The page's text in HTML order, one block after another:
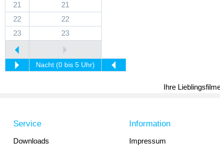
21
21
22
22
23
23
Nacht (0 bis 5 Uhr)
Ihre
Service
Downloads
Information
Impressum